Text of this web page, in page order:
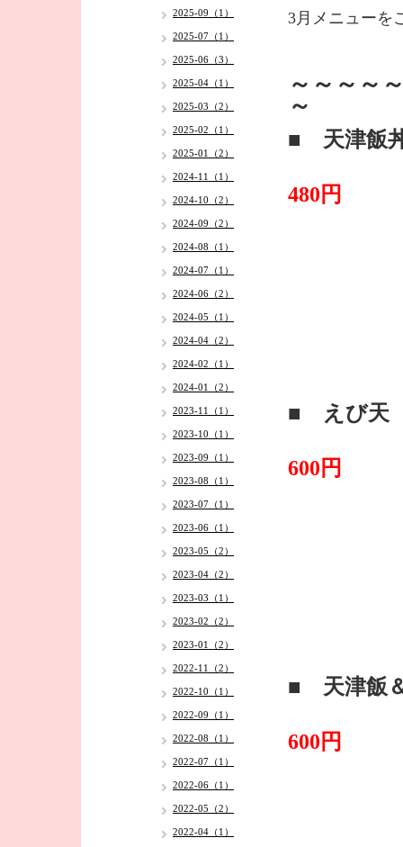
3月メニューを
～～～～
～
■ 天津飯
480円
■ えび天
600円
■ 天津飯
600円
2025-09（1）
2025-07（1）
2025-06（3）
2025-04（1）
2025-03（2）
2025-02（1）
2025-01（2）
2024-11（1）
2024-10（2）
2024-09（2）
2024-08（1）
2024-07（1）
2024-06（2）
2024-05（1）
2024-04（2）
2024-02（1）
2024-01（2）
2023-11（1）
2023-10（1）
2023-09（1）
2023-08（1）
2023-07（1）
2023-06（1）
2023-05（2）
2023-04（2）
2023-03（1）
2023-02（2）
2023-01（2）
2022-11（2）
2022-10（1）
2022-09（1）
2022-08（1）
2022-07（1）
2022-06（1）
2022-05（2）
2022-04（1）